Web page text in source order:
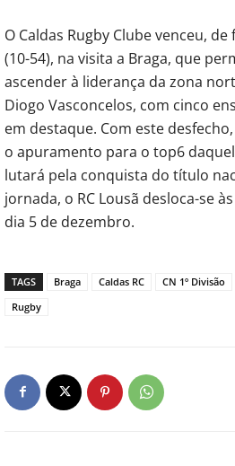
O Caldas Rugby Clube venceu,
(10-54), na visita a Braga, que
ascender à liderança da zona
Diogo Vasconcelos, com cinco
em destaque. Com este
o apuramento para o top6
lutará pela conquista do título
jornada, o RC Lousã desloca-se
dia 5 de dezembro.
TAGS Braga Caldas RC CN 1º Divisão
Rugby